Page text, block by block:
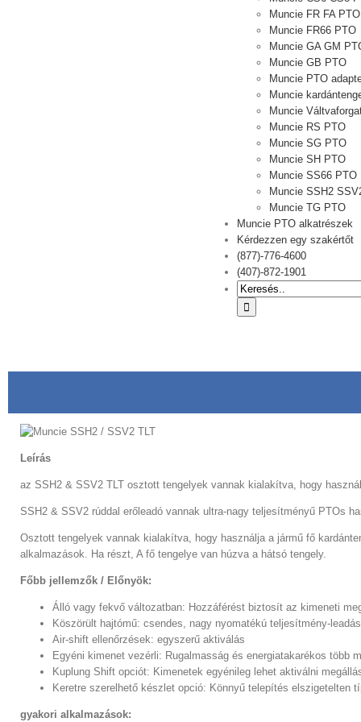
Muncie FR FA PTO
Muncie FR66 PTO
Muncie GA GM
Muncie GB PTO
Muncie PTO
Muncie
Muncie
Muncie RS PTO
Muncie SG PTO
Muncie SH PTO
Muncie SS66 PTO
Muncie SSH2
Muncie TG PTO
Muncie PTO alkatrészek
Kérdezzen egy szakértőt
(877)-776-4600
(407)-872-1901
Keresése:
Leírás
az SSH2 & SSV2 TLT osztott tengelyek vannak kialakítva, hogy
SSH2 & SSV2 rúddal erőleadó vannak ultra-nagy teljesítményű PTOs
Osztott tengelyek vannak kialakítva, hogy használja a jármű fő
alkalmazások. Ha részt, A fő tengelye van húzva a hátsó tengely.
Főbb jellemzők / Előnyök:
Álló vagy fekvő változatban: Hozzáférést biztosít az kimeneti
Köszörült hajtómű: csendes, nagy nyomatékú teljesítmény-leadás
Air-shift ellenőrzések: egyszerű aktiválás
Egyéni kimenet vezérli: Rugalmasság és energiatakarékos több
Kuplung Shift opciót: Kimenetek egyénileg lehet aktiválni
Keretre szerelhető készlet opció: Könnyű telepítés elszigetelten
gyakori alkalmazások: